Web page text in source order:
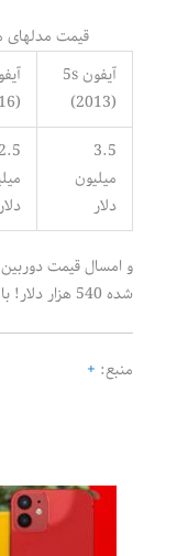
آیفون 5s
(2013)
(2016)
3.5
میلیون
دلار
قیمت مدلهای
و امسال قیمت
شده 540 هزار دلار! بالاخره قدر گوشی تو جیبتون رو بدونید
منبع: +